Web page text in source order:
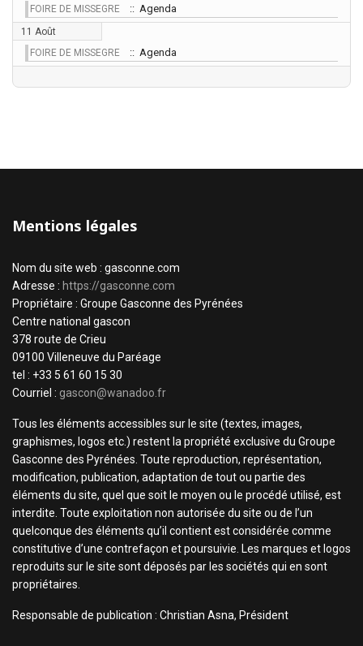
FOIRE DE MISSEGRE
:: Agenda
11 Août
FOIRE DE MISSEGRE
:: Agenda
Mentions légales
Nom du site web : gasconne.com
Adresse : https://gasconne.com
Propriétaire : Groupe Gasconne des Pyrénées
Centre national gascon
378 route de Crieu
09100 Villeneuve du Paréage
tel : +33 5 61 60 15 30
Courriel : gascon@wanadoo.fr
Tous les éléments accessibles sur le site (textes, images,
graphismes, logos etc.) restent la propriété exclusive du Groupe
Gasconne des Pyrénées. Toute reproduction, représentation,
modification, publication, adaptation de tout ou partie des
éléments du site, quel que soit le moyen ou le procédé utilisé, est
interdite. Toute exploitation non autorisée du site ou de l’un
quelconque des éléments qu’il contient est considérée comme
constitutive d’une contrefaçon et poursuivie. Les marques et logos
reproduits sur le site sont déposés par les sociétés qui en sont
propriétaires.
Responsable de publication : Christian Asna, Président